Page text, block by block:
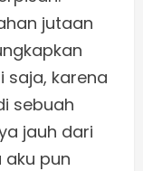
jutaan
saja, karena
sebuah
jauh dari
pun